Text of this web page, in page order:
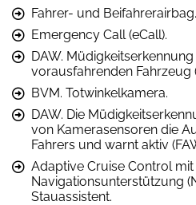
Fahrer- und Beifahrerairbag.
Emergency Call (eCall).
DAW.
vorausfahrenden Fahrzeug
BVM. Totwinkelkamera.
DAW. Die
von Kamerasensoren die
Fahrers und warnt aktiv
Adaptive Cruise Control mit
Navigationsunterstützung
Stauassistent.